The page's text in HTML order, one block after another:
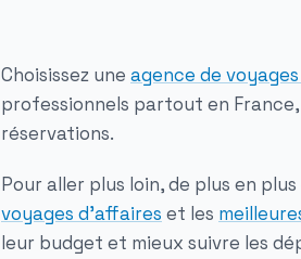
Choisissez une agence de
professionnels partout en
réservations.
Pour aller plus loin, de plus en
voyages d’affaires et les
leur budget et mieux suivre les